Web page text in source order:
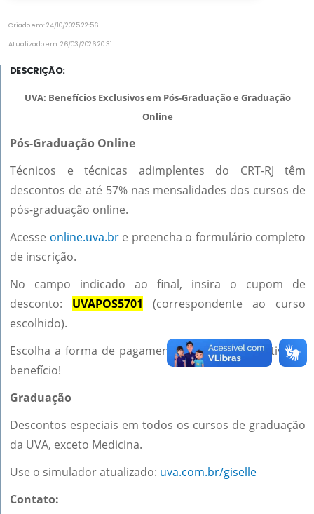
Criado em: 24/10/2025 22:56
Atualizado em: 26/03/2026 20:31
DESCRIÇÃO:
UVA: Benefícios Exclusivos em Pós-Graduação e Graduação
Online
Pós-Graduação Online
Técnicos e técnicas adimplentes do CRT-RJ têm
descontos de até 57% nas mensalidades dos cursos de
pós-graduação online.
Acesse online.uva.bre preencha o formulário completo
de inscrição.
No campo indicado ao final, insira o cupom de
desconto: UVAPOS5701 (correspondente ao curso
escolhido).
Escolha a forma de pagamento e finalize para ativar o
benefício!
Graduação
Descontos especiais em todos os cursos de graduação
da UVA, exceto Medicina.
Use o simulador atualizado: uva.com.br/giselle
Contato: